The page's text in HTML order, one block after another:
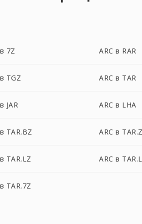
7Z ARC в RAR
TGZ ARC в TAR
JAR ARC в LHA
TAR.BZ ARC в TAR.Z
TAR.LZ ARC в
TAR.7Z